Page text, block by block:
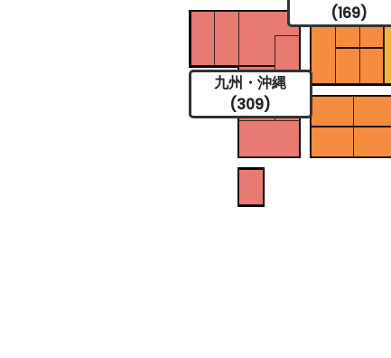
(169)
九州・沖縄
(309)